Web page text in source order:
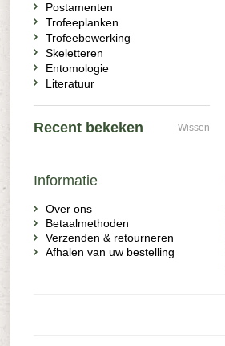
Postamenten
Trofeeplanken
Trofeebewerking
Skeletteren
Entomologie
Literatuur
Recent bekeken Wissen
Informatie
Over ons
Betaalmethoden
Verzenden & retourneren
Afhalen van uw bestelling